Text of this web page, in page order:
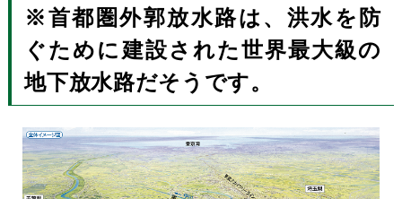
※首都圏外郭放水路は、洪水を防
ぐために建設された世界最大級の
地下放水路だそうです。